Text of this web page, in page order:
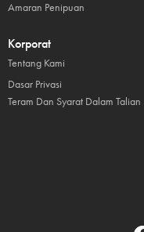
Amaran Penipuan
Korporat
Tentang Kami
Dasar Privasi
Teram Dan Syarat Dalam Talian